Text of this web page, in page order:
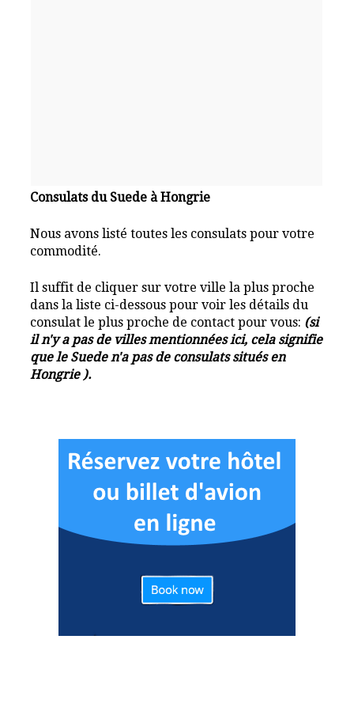
Consulats du Suede à Hongrie
Nous avons listé toutes les consulats pour votre
commodité.
Il suffit de cliquer sur votre ville la plus proche
dans la liste ci-dessous pour voir les détails du
consulat le plus proche de contact pour vous: (si
il n'y a pas de villes mentionnées ici, cela signifie
que le Suede n'a pas de consulats situés en
Hongrie ).